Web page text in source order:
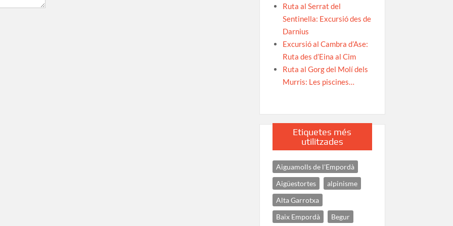
Ruta al Serrat del
Sentinella: Excursió des de
Darnius
Excursió al Cambra d’Ase:
Ruta des d’Eina al Cim
Ruta al Gorg del Molí dels
Murris: Les piscines…
Etiquetes més
utilitzades
Aiguamolls de l'Empordà
Aigüestortes
alpinisme
Alta Garrotxa
Baix Empordà
Begur